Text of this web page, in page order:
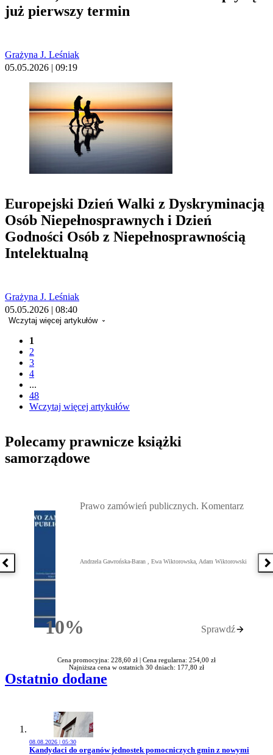
już pierwszy termin
Grażyna J. Leśniak
05.05.2026 | 09:19
Europejski Dzień Walki z Dyskryminacją
Osób Niepełnosprawnych i Dzień
Godności Osób z Niepełnosprawnością
Intelektualną
Grażyna J. Leśniak
05.05.2026 | 08:40
Wczytaj więcej artykułów
1
2
3
4
...
48
Wczytaj więcej artykułów
Polecamy prawnicze książki
samorządowe
Poprzednia książka
10%Rabatu
Prawo zamówień publicznych. Komentarz
Andrzela Gawrońska-Baran , Ewa Wiktorowska, Adam Wiktorowski
Sprawdź
Cena promocyjna: 228,60 zł | Cena regularna: 254,00 zł
Najniższa cena w ostatnich 30 dniach: 177,80 zł
Ostatnio dodane
08.08.2026 | 05:30
Przejdź do artykułu:
Kandydaci do organów jednostek pomocniczych gmin z nowymi